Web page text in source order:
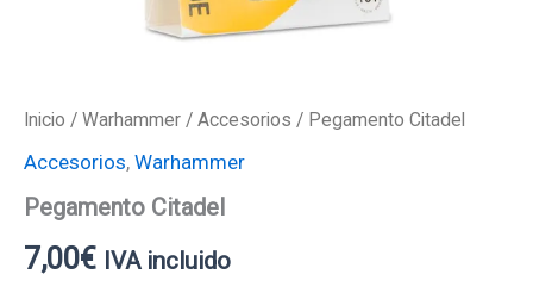
Inicio / Warhammer / Accesorios / Pegamento Citadel
Accesorios, Warhammer
Pegamento Citadel
7,00€ IVA incluido